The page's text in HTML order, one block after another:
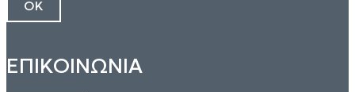
ΕΠΙΚΟΙΝΩΝΙΑ